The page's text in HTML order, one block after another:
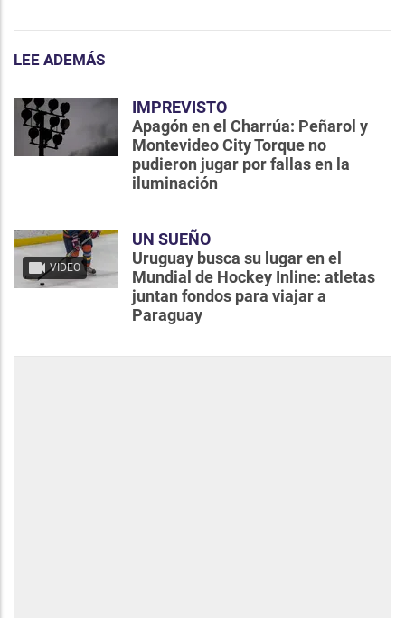
LEE ADEMÁS
IMPREVISTO
Apagón en el Charrúa: Peñarol y
Montevideo City Torque no
pudieron jugar por fallas en la
iluminación
VIDEO
UN SUEÑO
Uruguay busca su lugar en el
Mundial de Hockey Inline: atletas
juntan fondos para viajar a
Paraguay